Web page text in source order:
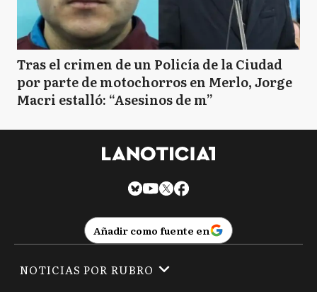
Tras el crimen de un Policía de la Ciudad
por parte de motochorros en Merlo, Jorge
Macri estalló: “Asesinos de m”
Añadir como fuente en
NOTICIAS POR RUBRO